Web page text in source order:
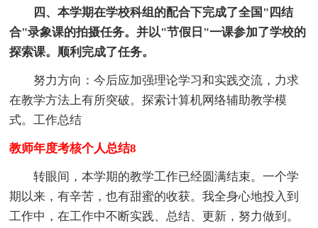
四、本学期在学校科组的配合下完成了全国"四结
合"录象课的拍摄任务。并以"节假日"一课参加了学校的
探索课。顺利完成了任务。
努力方向：今后应加强理论学习和实践交流，力求
在教学方法上有所突破。探索计算机网络辅助教学模
式。工作总结
教师年度考核个人总结8
转眼间，本学期的教学工作已经圆满结束。一个学
期以来，有辛苦，也有甜蜜的收获。我全身心地投入到
工作中，在工作中不断实践、总结、更新，努力做到。